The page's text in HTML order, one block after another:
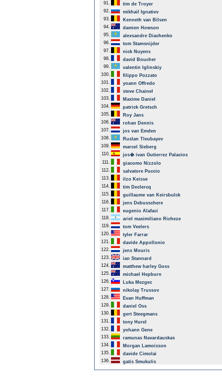
91.
tim de Troyer
92.
mikhail Ignatiev
93.
Kenneth van Bilsen
94.
damien Howson
95.
alexsandre Diachenko
96.
tom Stamsnijder
97.
nick Nuyens
98.
david Boucher
99.
valentin Iglinskiy
100.
filippo Pozzato
101.
yoann Offredo
102.
steve Chainel
103.
Maxime Daniel
104.
patrick Gretsch
105.
Roy Jans
106.
rohan Dennis
107.
jos van Emden
108.
Ruslan Tleubayev
109.
marcel Sieberg
110.
jos� ivan Gutierrez Palacios
111.
giacomo Nizzolo
112.
salvatore Puccio
113.
ilzo Keisse
114.
tim Declercq
115.
guillaume van Keirsbulck
116.
jens Debusschere
117.
eugenio Alafaci
118.
ariel maximiliano Richeze
119.
tom Veelers
120.
tyler Farrar
121.
davide Appollonio
122.
jens Mouris
123.
ian Stannard
124.
matthew harley Goss
125.
michael Hepburn
126.
Luka Mezgec
127.
nikolay Trussov
128.
Evan Huffman
129.
daniel Oss
130.
gert Steegmans
131.
tony Hurel
132.
yohann Gene
133.
ramunas Navardauskas
134.
Morgan Lamoisson
135.
davide Cimolai
136.
gatis Smukulis